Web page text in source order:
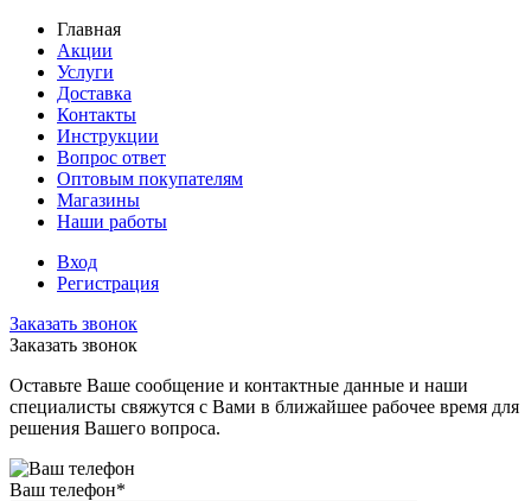
Главная
Акции
Услуги
Доставка
Контакты
Инструкции
Вопрос ответ
Оптовым покупателям
Магазины
Наши работы
Вход
Регистрация
Заказать звонок
Заказать звонок
Оставьте Ваше сообщение и контактные данные и наши
специалисты свяжутся с Вами в ближайшее рабочее время для
решения Вашего вопроса.
Ваш телефон*